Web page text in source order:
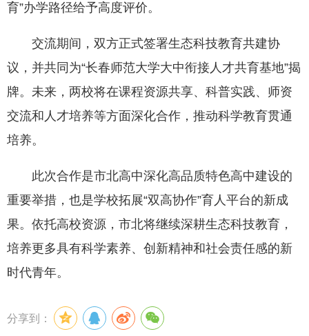
育”办学路径给予高度评价。
交流期间，双方正式签署生态科技教育共建协
议，并共同为“长春师范大学大中衔接人才共育基地”揭
牌。未来，两校将在课程资源共享、科普实践、师资
交流和人才培养等方面深化合作，推动科学教育贯通
培养。
此次合作是市北高中深化高品质特色高中建设的
重要举措，也是学校拓展“双高协作”育人平台的新成
果。依托高校资源，市北将继续深耕生态科技教育，
培养更多具有科学素养、创新精神和社会责任感的新
时代青年。
分享到：